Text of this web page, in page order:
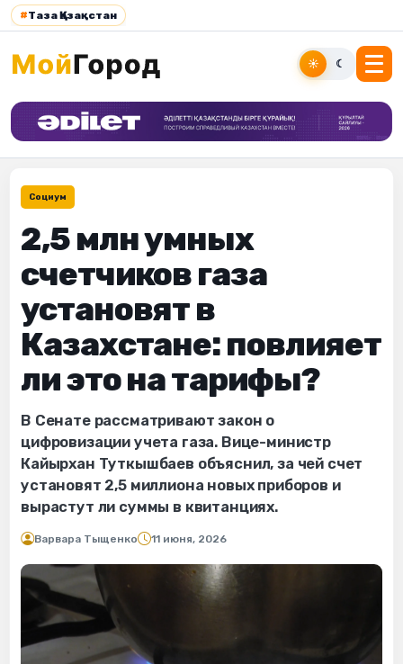
#Таза Қазақстан
☀ ☾
Социум
2,5 млн умных
счетчиков газа
установят в
Казахстане: повлияет
ли это на тарифы?
В Сенате рассматривают закон о
цифровизации учета газа. Вице-министр
Кайырхан Туткышбаев объяснил, за чей счет
установят 2,5 миллиона новых приборов и
вырастут ли суммы в квитанциях.
Варвара Тыщенко 11 июня, 2026